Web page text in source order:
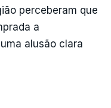
perceberam que
a
alusão clara